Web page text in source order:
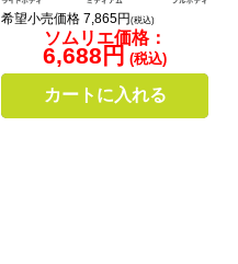
希望小売価格 7,865円(税込)
ソムリエ価格：
6,688円 (税込)
カートに入れる